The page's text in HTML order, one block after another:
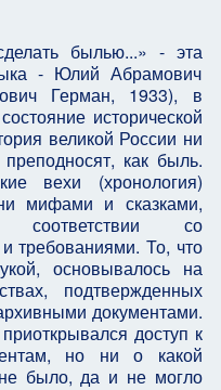
былью...» - эта
- Юлий Абрамович
Герман, 1933), в
исторической
великой России ни
как быль.
вехи (хронология)
мифами и сказками,
соответствии со
требованиями. То, что
основывалось на
подтвержденных
документами.
доступ к
но ни о какой
не было, да и не могло